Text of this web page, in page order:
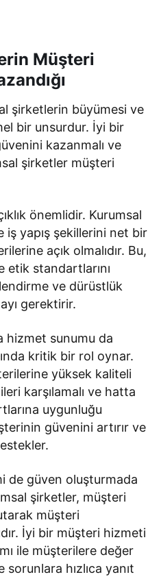
Müşteri
şirketlerin büyümesi ve
bir unsurdur. İyi bir
kazanmalı ve
şirketler müşteri
önemlidir. Kurumsal
yapış şekillerini net bir
açık olmalıdır. Bu,
etik standartlarını
ve dürüstlük
gerektirir.
hizmet sunumu da
kritik bir rol oynar.
yüksek kaliteli
karşılamalı ve hatta
uygunluğu
güvenini artırır ve
de güven oluşturmada
şirketler, müşteri
müşteri
İyi bir müşteri hizmeti
ile müşterilere değer
hızlıca yanıt